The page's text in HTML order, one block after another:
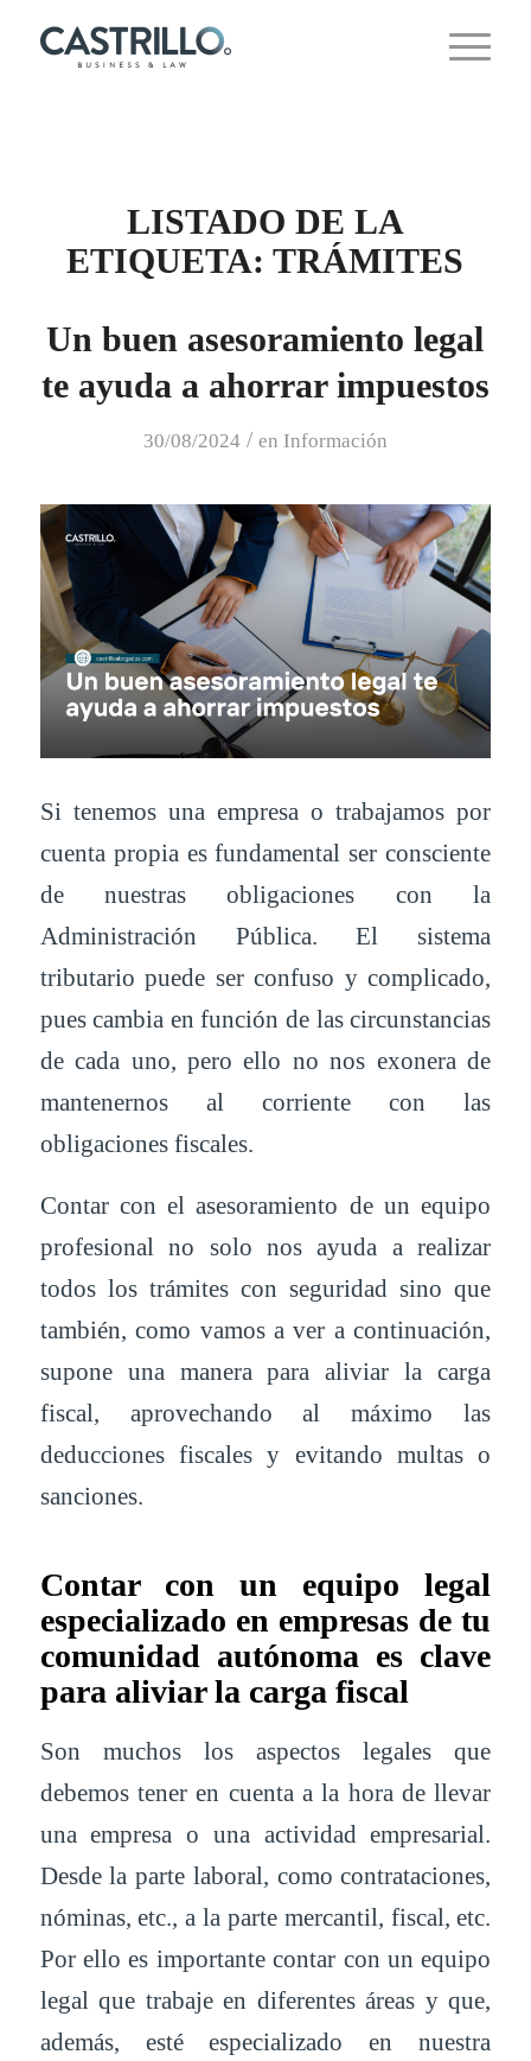
LISTADO DE LA
ETIQUETA:TRÁMITES
Un buen asesoramiento legal
te ayuda a ahorrar impuestos
30/08/2024 / en Información
Si tenemos una empresa o trabajamos por
cuenta propia es fundamental ser consciente
de nuestras obligaciones con la
Administración Pública. El sistema
tributario puede ser confuso y complicado,
pues cambia en función de las circunstancias
de cada uno, pero ello no nos exonera de
mantenernos al corriente con las
obligaciones fiscales.
Contar con el asesoramiento de un equipo
profesional no solo nos ayuda a realizar
todos los trámites con seguridad sino que
también, como vamos a ver a continuación,
supone una manera para aliviar la carga
fiscal, aprovechando al máximo las
deducciones fiscales y evitando multas o
sanciones.
Contar con un equipo legal
especializado en empresas de tu
comunidad autónoma es clave
para aliviar la carga fiscal
Son muchos los aspectos legales que
debemos tener en cuenta a la hora de llevar
una empresa o una actividad empresarial.
Desde la parte laboral, como contrataciones,
nóminas, etc., a la parte mercantil, fiscal, etc.
Por ello es importante contar con un equipo
legal que trabaje en diferentes áreas y que,
además, esté especializado en nuestra